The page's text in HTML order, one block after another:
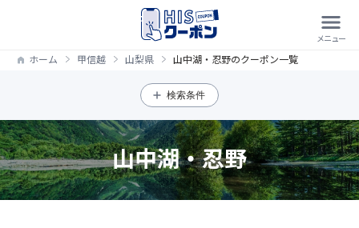
ホーム 甲信越 山梨県 山中湖・忍野のクーポン一覧
検索条件
山中湖・忍野